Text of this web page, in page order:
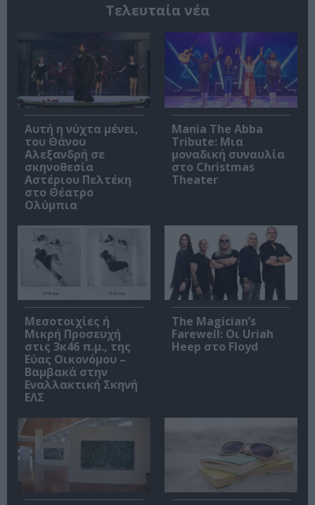
Τελευταία νέα
Αυτή η νύχτα μένει,
του Θάνου
Αλεξανδρή σε
σκηνοθεσία
Αστέριου Πελτέκη
στο Θέατρο
Ολύμπια
Mania The Abba
Tribute: Μια
μοναδική συναυλία
στο Christmas
Theater
Μεσοτοιχίες ή
Μικρή Προσευχή
στις 3κ46 π.μ., της
Εύας Οικονόμου –
Βαμβακά στην
Εναλλακτική Σκηνή
ΕΛΣ
The Magician’s
Farewell: Οι Uriah
Heep στο Floyd